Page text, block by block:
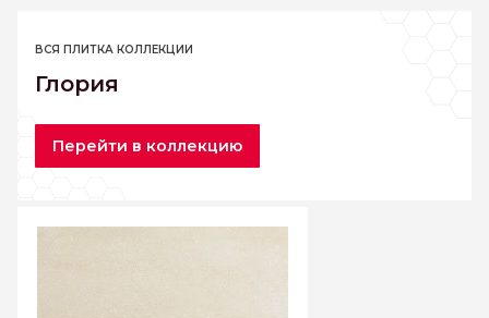
ВСЯ ПЛИТКА КОЛЛЕКЦИИ
Глория
Перейти в коллекцию